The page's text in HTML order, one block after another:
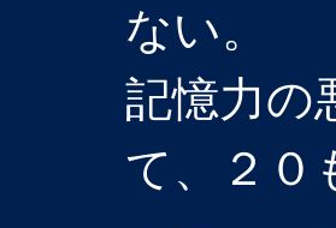
ない。
記憶力の
て、２０